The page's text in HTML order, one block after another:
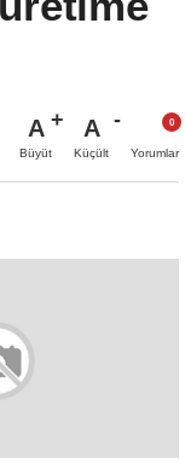
A
Büyüt
A
Küçült Yorumlar